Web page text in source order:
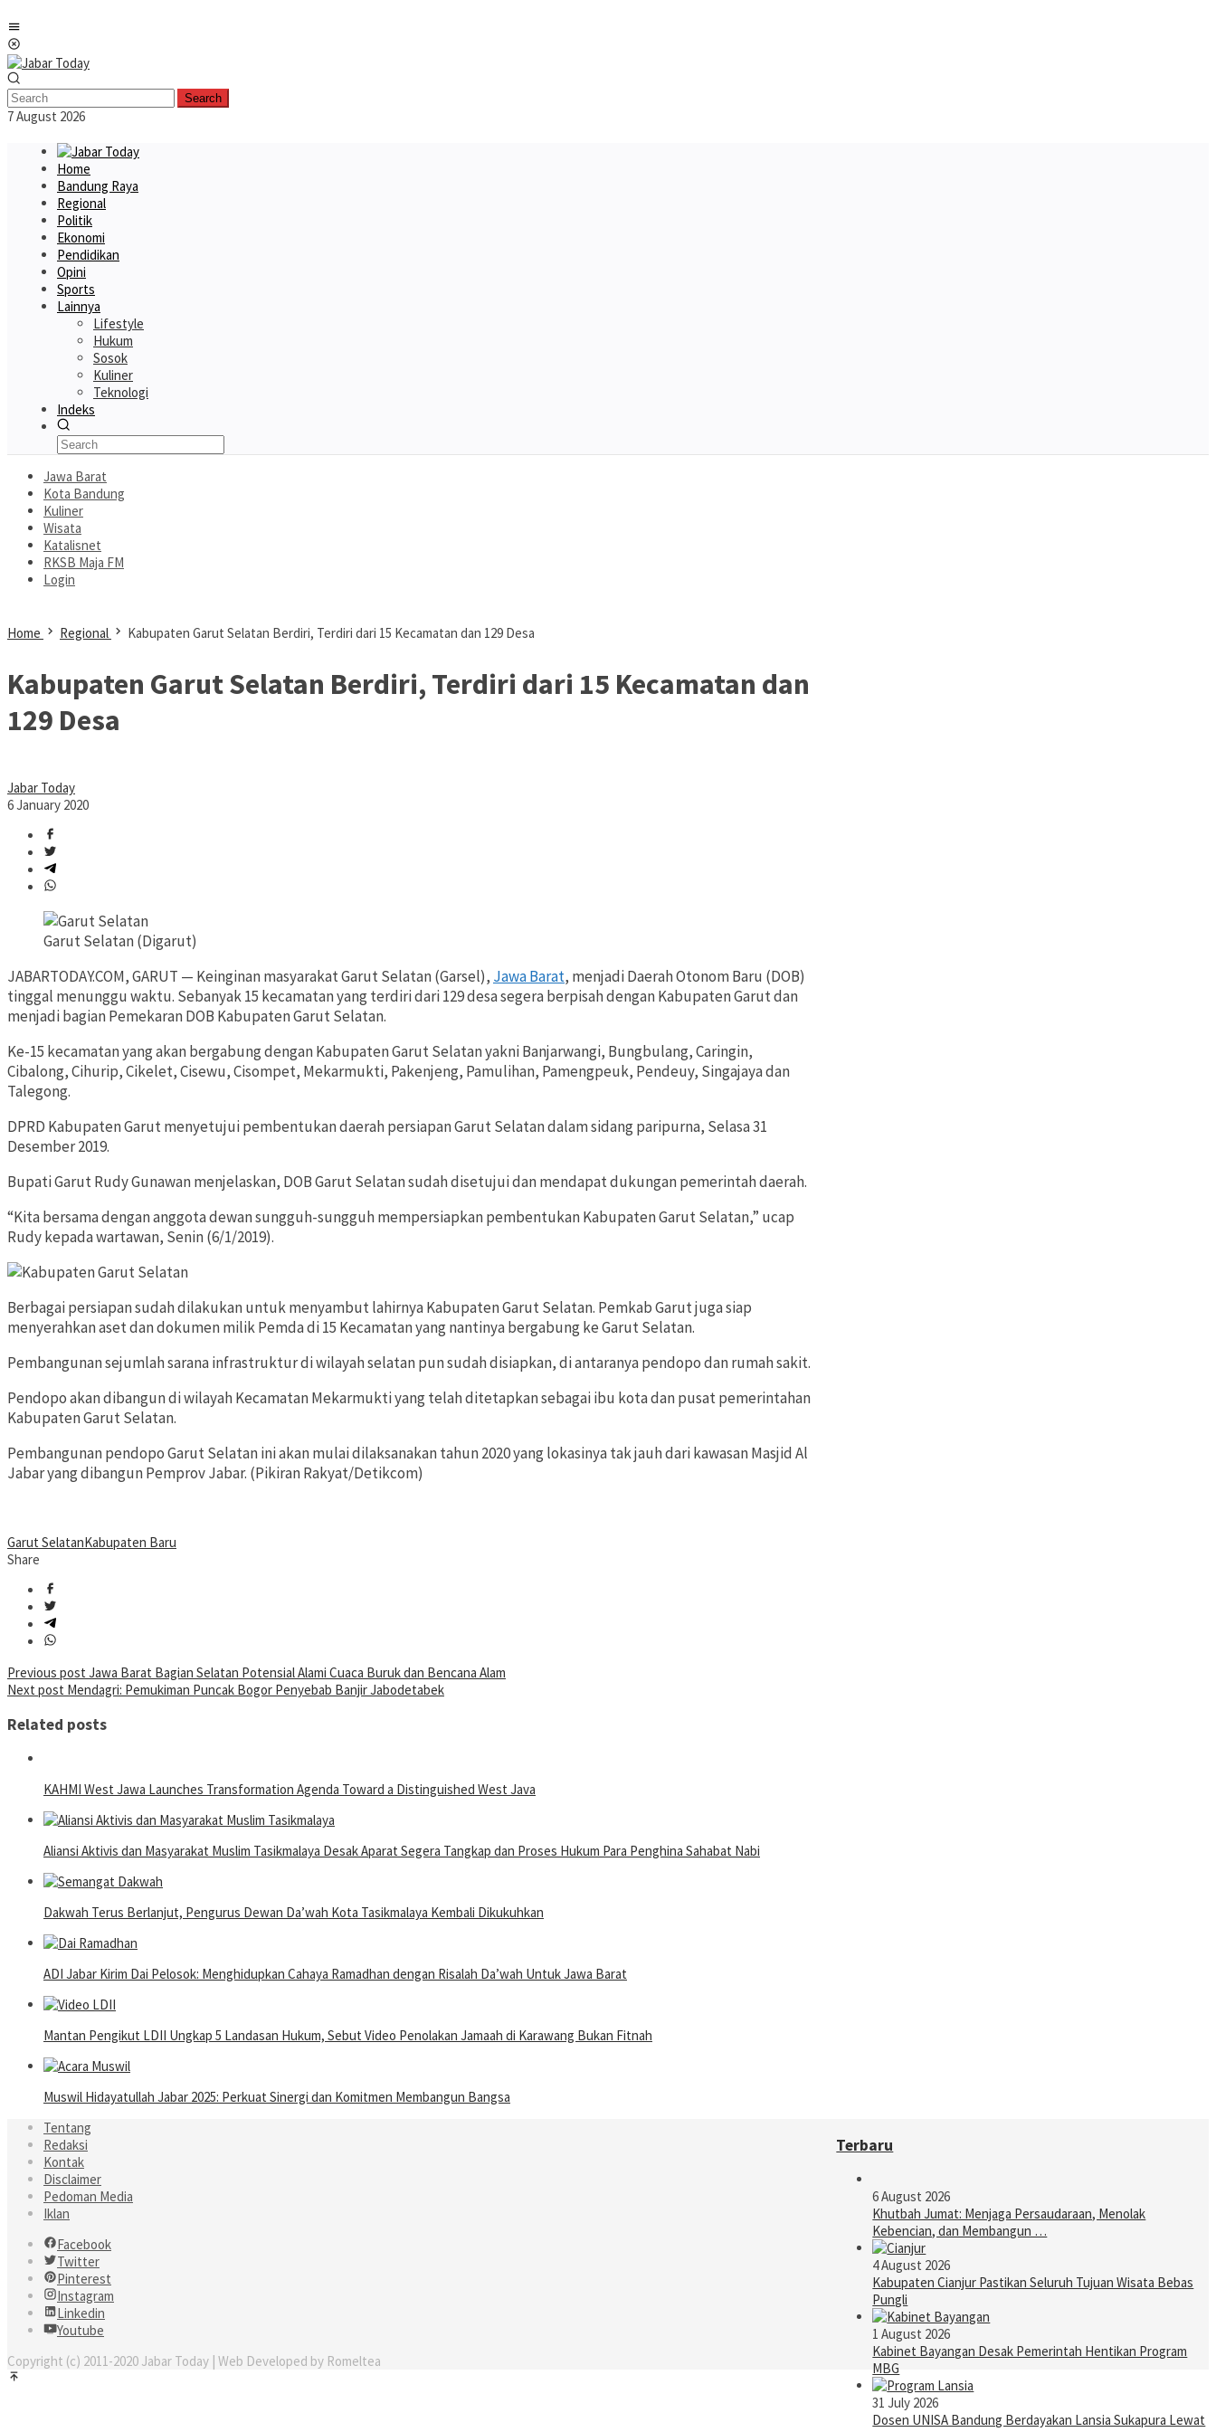
to
content
Search
7 August 2026
Home
Bandung Raya
Regional
Politik
Ekonomi
Pendidikan
Opini
Sports
Lainnya
Lifestyle
Hukum
Sosok
Kuliner
Teknologi
Indeks
Jawa Barat
Kota Bandung
Kuliner
Wisata
Katalisnet
RKSB Maja FM
Login
Home Regional Kabupaten Garut Selatan Berdiri, Terdiri dari 15 Kecamatan dan 129 Desa
Kabupaten Garut Selatan Berdiri, Terdiri dari 15 Kecamatan dan
129 Desa
Jabar Today
6 January 2020
Garut Selatan (Digarut)
JABARTODAY.COM, GARUT — Keinginan masyarakat Garut Selatan (Garsel), Jawa Barat, menjadi Daerah Otonom Baru (DOB)
tinggal menunggu waktu. Sebanyak 15 kecamatan yang terdiri dari 129 desa segera berpisah dengan Kabupaten Garut dan
menjadi bagian Pemekaran DOB Kabupaten Garut Selatan.
Ke-15 kecamatan yang akan bergabung dengan Kabupaten Garut Selatan yakni Banjarwangi, Bungbulang, Caringin,
Cibalong, Cihurip, Cikelet, Cisewu, Cisompet, Mekarmukti, Pakenjeng, Pamulihan, Pamengpeuk, Pendeuy, Singajaya dan
Talegong.
DPRD Kabupaten Garut menyetujui pembentukan daerah persiapan Garut Selatan dalam sidang paripurna, Selasa 31
Desember 2019.
Bupati Garut Rudy Gunawan menjelaskan, DOB Garut Selatan sudah disetujui dan mendapat dukungan pemerintah daerah.
“Kita bersama dengan anggota dewan sungguh-sungguh mempersiapkan pembentukan Kabupaten Garut Selatan,” ucap
Rudy kepada wartawan, Senin (6/1/2019).
Berbagai persiapan sudah dilakukan untuk menyambut lahirnya Kabupaten Garut Selatan. Pemkab Garut juga siap
menyerahkan aset dan dokumen milik Pemda di 15 Kecamatan yang nantinya bergabung ke Garut Selatan.
Pembangunan sejumlah sarana infrastruktur di wilayah selatan pun sudah disiapkan, di antaranya pendopo dan rumah sakit.
Pendopo akan dibangun di wilayah Kecamatan Mekarmukti yang telah ditetapkan sebagai ibu kota dan pusat pemerintahan
Kabupaten Garut Selatan.
Pembangunan pendopo Garut Selatan ini akan mulai dilaksanakan tahun 2020 yang lokasinya tak jauh dari kawasan Masjid Al
Jabar yang dibangun Pemprov Jabar. (Pikiran Rakyat/Detikcom)
Garut SelatanKabupaten Baru
Share
Post
navigation
Previous post Jawa Barat Bagian Selatan Potensial Alami Cuaca Buruk dan Bencana Alam
Next post Mendagri: Pemukiman Puncak Bogor Penyebab Banjir Jabodetabek
Related posts
KAHMI West Jawa Launches Transformation Agenda Toward a Distinguished West Java
Aliansi Aktivis dan Masyarakat Muslim Tasikmalaya Desak Aparat Segera Tangkap dan Proses Hukum Para Penghina Sahabat Nabi
Dakwah Terus Berlanjut, Pengurus Dewan Da’wah Kota Tasikmalaya Kembali Dikukuhkan
ADI Jabar Kirim Dai Pelosok: Menghidupkan Cahaya Ramadhan dengan Risalah Da’wah Untuk Jawa Barat
Mantan Pengikut LDII Ungkap 5 Landasan Hukum, Sebut Video Penolakan Jamaah di Karawang Bukan Fitnah
Muswil Hidayatullah Jabar 2025: Perkuat Sinergi dan Komitmen Membangun Bangsa
Terbaru
6 August 2026
Khutbah Jumat: Menjaga Persaudaraan, Menolak
Kebencian, dan Membangun …
4 August 2026
Kabupaten Cianjur Pastikan Seluruh Tujuan Wisata Bebas
Pungli
1 August 2026
Kabinet Bayangan Desak Pemerintah Hentikan Program
MBG
31 July 2026
Dosen UNISA Bandung Berdayakan Lansia Sukapura Lewat
Tentang
Redaksi
Kontak
Disclaimer
Pedoman Media
Iklan
Facebook
Twitter
Pinterest
Instagram
Linkedin
Youtube
Copyright (c) 2011-2020 Jabar Today | Web Developed by Romeltea